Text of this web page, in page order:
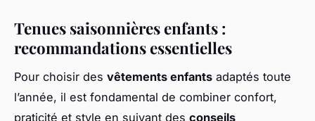
Tenues saisonnières enfants :
recommandations essentielles
Pour choisir des vêtements enfants adaptés toute
l’année, il est fondamental de combiner confort,
praticité et style en suivant des conseils